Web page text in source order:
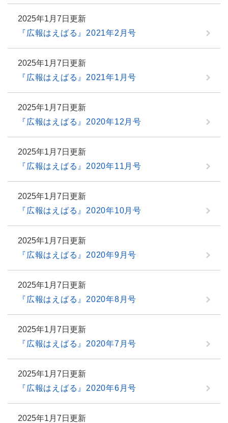
2025年1月7日更新
『広報はえばる』2021年2月号
2025年1月7日更新
『広報はえばる』2021年1月号
2025年1月7日更新
『広報はえばる』2020年12月号
2025年1月7日更新
『広報はえばる』2020年11月号
2025年1月7日更新
『広報はえばる』2020年10月号
2025年1月7日更新
『広報はえばる』2020年9月号
2025年1月7日更新
『広報はえばる』2020年8月号
2025年1月7日更新
『広報はえばる』2020年7月号
2025年1月7日更新
『広報はえばる』2020年6月号
2025年1月7日更新